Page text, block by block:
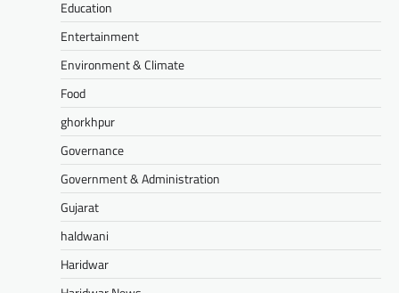
Education
Entertainment
Environment & Climate
Food
ghorkhpur
Governance
Government & Administration
Gujarat
haldwani
Haridwar